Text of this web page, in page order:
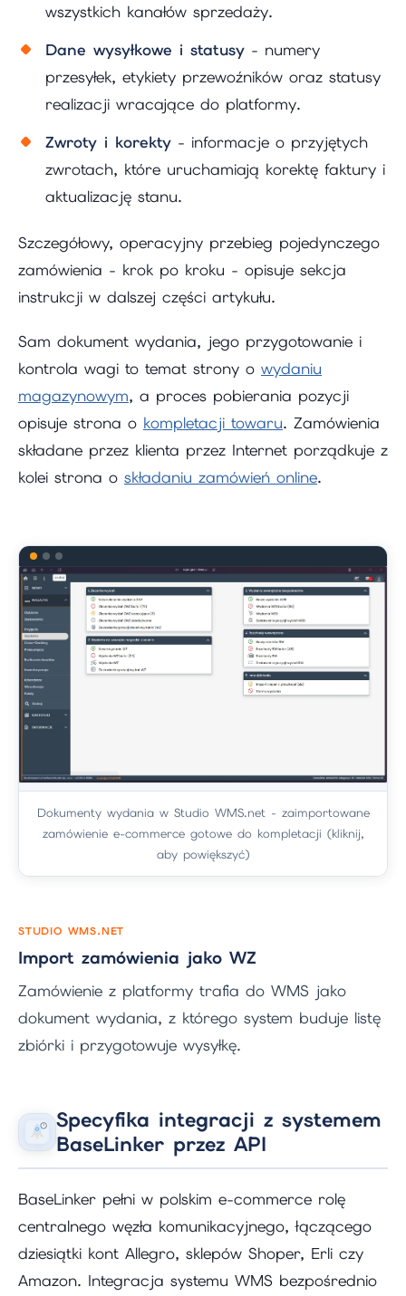
wszystkich kanałów sprzedaży.
Dane wysyłkowe i statusy - numery
przesyłek, etykiety przewoźników oraz statusy
realizacji wracające do platformy.
Zwroty i korekty - informacje o przyjętych
zwrotach, które uruchamiają korektę faktury i
aktualizację stanu.
Szczegółowy, operacyjny przebieg pojedynczego
zamówienia - krok po kroku - opisuje sekcja
instrukcji w dalszej części artykułu.
Sam dokument wydania, jego przygotowanie i
kontrola wagi to temat strony o wydaniu
magazynowym, a proces pobierania pozycji
opisuje strona o kompletacji towaru. Zamówienia
składane przez klienta przez Internet porządkuje z
kolei strona o składaniu zamówień online.
Dokumenty wydania w Studio WMS.net - zaimportowane
zamówienie e-commerce gotowe do kompletacji (kliknij,
aby powiększyć)
STUDIO WMS.NET
Import zamówienia jako WZ
Zamówienie z platformy trafia do WMS jako
dokument wydania, z którego system buduje listę
zbiórki i przygotowuje wysyłkę.
Specyfika integracji z systemem
BaseLinker przez API
BaseLinker pełni w polskim e-commerce rolę
centralnego węzła komunikacyjnego, łączącego
dziesiątki kont Allegro, sklepów Shoper, Erli czy
Amazon. Integracja systemu WMS bezpośrednio